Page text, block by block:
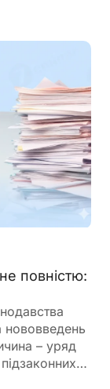
повністю:
нововведень
– уряд